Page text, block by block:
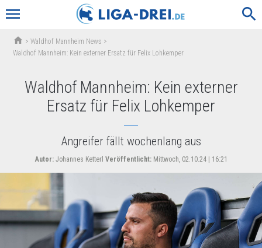
menu search
home >Waldhof Mannheim News >
Waldhof Mannheim: Kein externer Ersatz für Felix Lohkemper
Waldhof Mannheim: Kein externer
Ersatz für Felix Lohkemper
Angreifer fällt wochenlang aus
Autor:Johannes Ketterl Veröffentlicht:Mittwoch, 02.10.24 | 16:21